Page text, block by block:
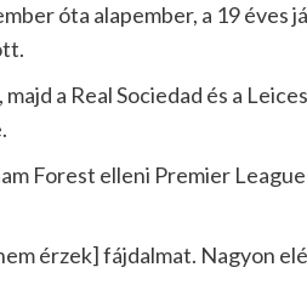
óta alapember, a 19 éves
a Real Sociedad és a
Forest elleni Premier
érzek] fájdalmat. Nagyon